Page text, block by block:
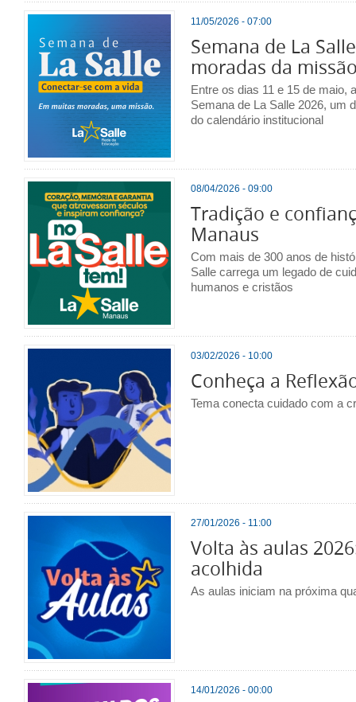
11/05/2026 - 07:00
Semana de La
moradas da
Entre os dias 11 e 15 de maio,
Semana de La Salle 2026, um
do calendário institucional
08/04/2026 - 09:00
Tradição e
Manaus
Com mais de 300 anos de
Salle carrega um legado de
humanos e cristãos
03/02/2026 - 10:00
Conheça a
Tema conecta cuidado com a
27/01/2026 - 11:00
Volta às aulas
acolhida
As aulas iniciam na próxima
14/01/2026 - 00:00